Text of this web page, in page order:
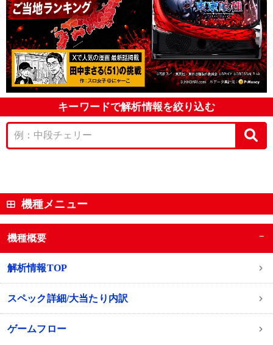
キーワードで解析情報を絞り込む
機種メニュー
機種概要 −
解析情報TOP
スペック詳細/大当たり内訳
ゲームフロー